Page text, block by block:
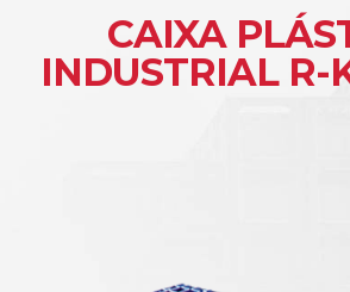
CAIXA
INDUSTRIAL R-